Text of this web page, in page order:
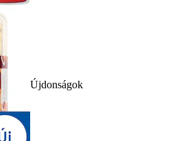
Újdonságok